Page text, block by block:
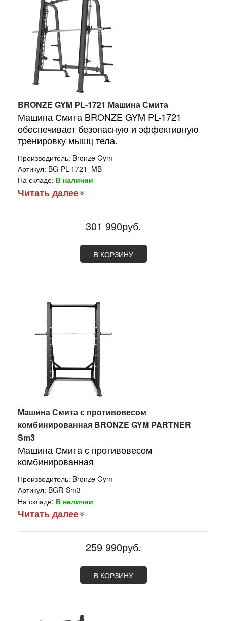
BRONZE GYM PL-1721 Машина Смита
Машина Смита BRONZE GYM PL-1721
обеспечивает безопасную и эффективную
тренировку мышц тела.
Производитель: Bronze Gym
Артикул: BG-PL-1721_MB
На складе: В наличии
Читать далее
301 990руб.
В КОРЗИНУ
Машина Смита с противовесом
комбинированная BRONZE GYM PARTNER
Sm3
Машина Смита с противовесом
комбинированная
Производитель: Bronze Gym
Артикул: BGR-Sm3
На складе: В наличии
Читать далее
259 990руб.
В КОРЗИНУ